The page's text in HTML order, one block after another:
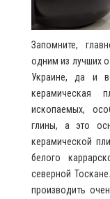
Запомните,
одним из лучших
Украине, да и
керамическая
ископаемых,
глины, а это
керамической
белого
северной
производить